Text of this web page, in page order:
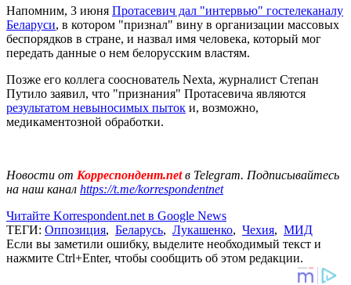
Напомним, 3 июня Протасевич дал "интервью" гостелеканалу
Беларуси, в котором "признал" вину в организации массовых
беспорядков в стране, и назвал имя человека, который мог
передать данные о нем белорусским властям.
Позже его коллега сооснователь Nexta, журналист Степан
Путило заявил, что "признания" Протасевича являются
результатом невыносимых пыток и, возможно,
медикаментозной обработки.
Новости от Корреспондент.netв Telegram. Подписывайтесь
на наш канал https://t.me/korrespondentnet
Читайте Korrespondent.net в Google News
ТЕГИ: Оппозиция, Беларусь, Лукашенко, Чехия, МИД
Если вы заметили ошибку, выделите необходимый текст и
нажмите Ctrl+Enter, чтобы сообщить об этом редакции.